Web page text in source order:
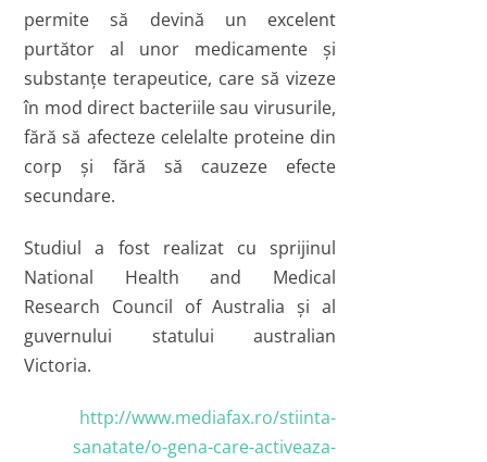
permite să devină un excelent
purtător al unor medicamente şi
substanţe terapeutice, care să vizeze
în mod direct bacteriile sau virusurile,
fără să afecteze celelalte proteine din
corp şi fără să cauzeze efecte
secundare.
Studiul a fost realizat cu sprijinul
National Health and Medical
Research Council of Australia şi al
guvernului statului australian
Victoria.
http://www.mediafax.ro/stiinta-
sanatate/o-gena-care-activeaza-